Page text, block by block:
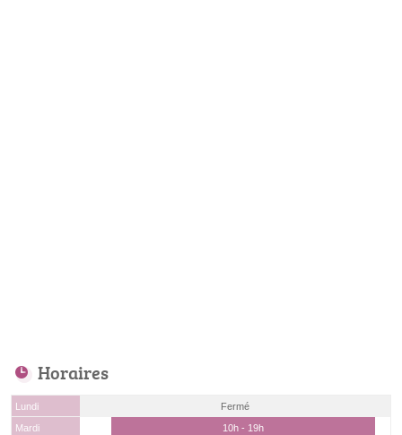
Horaires
Lundi
Fermé
Mardi
10h - 19h